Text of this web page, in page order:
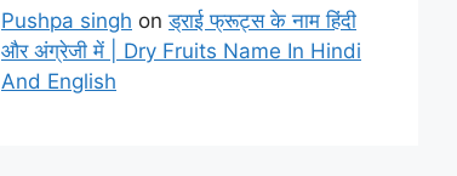
Pushpa singh onड्राई फ्रूट्स के नाम हिंदी
और अंग्रेजी में | Dry Fruits Name In Hindi
And English